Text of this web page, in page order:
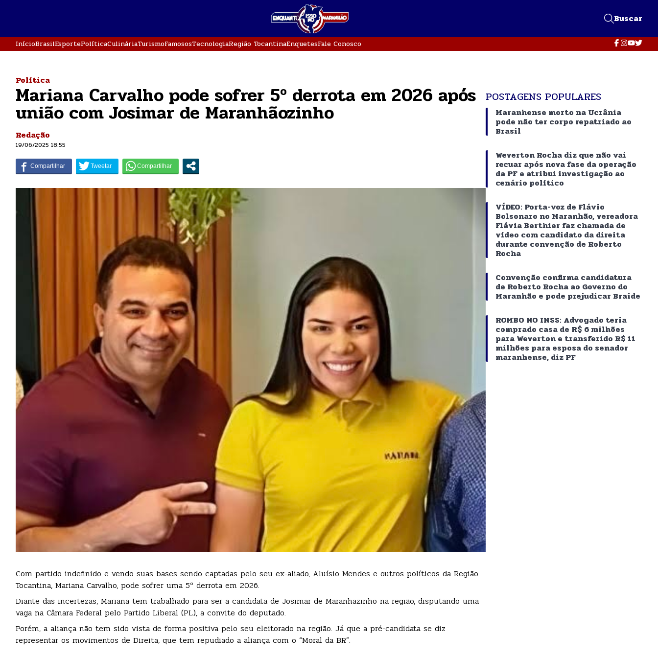
Buscar
InícioBrasilEsportePolíticaCulináriaTurismoFamososTecnologiaRegião TocantinaEnquetesFale Conosco
Política
Mariana Carvalho pode sofrer 5º derrota em 2026 após
união com Josimar de Maranhãozinho
Redação
19/06/2025 18:55
Com partido indefinido e vendo suas bases sendo captadas pelo seu ex-aliado, Aluísio Mendes e outros políticos da Região
Tocantina, Mariana Carvalho, pode sofrer uma 5º derrota em 2026.
Diante das incertezas, Mariana tem trabalhado para ser a candidata de Josimar de Maranhazinho na região, disputando uma
vaga na Câmara Federal pelo Partido Liberal (PL), a convite do deputado.
Porém, a aliança não tem sido vista de forma positiva pelo seu eleitorado na região. Já que a pré-candidata se diz
representar os movimentos de Direita, que tem repudiado a aliança com o “Moral da BR”.
POSTAGENS POPULARES
Maranhense morto na Ucrânia
pode não ter corpo repatriado ao
Brasil
Weverton Rocha diz que não vai
recuar após nova fase da operação
da PF e atribui investigação ao
cenário político
VÍDEO: Porta-voz de Flávio
Bolsonaro no Maranhão, vereadora
Flávia Berthier faz chamada de
vídeo com candidato da direita
durante convenção de Roberto
Rocha
Convenção confirma candidatura
de Roberto Rocha ao Governo do
Maranhão e pode prejudicar Braide
ROMBO NO INSS: Advogado teria
comprado casa de R$ 6 milhões
para Weverton e transferido R$ 11
milhões para esposa do senador
maranhense, diz PF